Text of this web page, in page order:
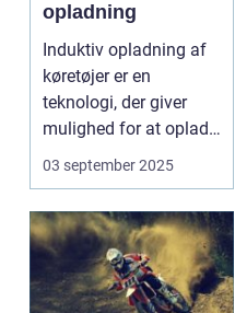
opladning
Induktiv opladning af
køretøjer er en
teknologi, der giver
mulighed for at oplade
uden...
03 september 2025